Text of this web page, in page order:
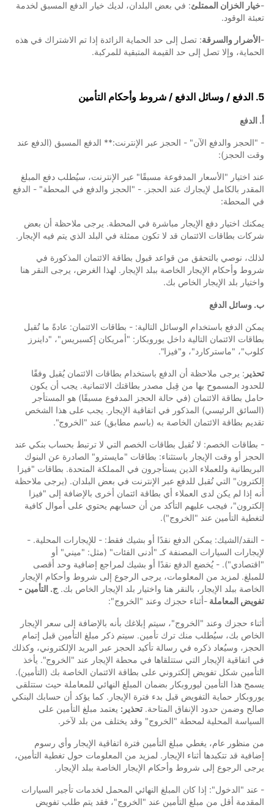
-خيار الخزان الممتلئ: في بعض البلدان، لديك خيار الدفع المسبق لخدمة
تعبئة الوقود.
-الأضرار والسرقة: تصل إلى حد الحماية الزائدة إذا تم الاشتراك في هذه
الحماية، وإلا تصل إلى حد القيمة المتبقية للمركبة.
5. الدفع / وسائل الدفع / شروط وأحكام التأمين
أ. الدفع
- "الحجز والدفع الآن" - الحجز عبر الإنترنت:** الدفع المسبق (الدفع عند
وقت الحجز):
عند اختيار "الأسعار المدفوعة مسبقًا" عبر الإنترنت، سيُطلب دفع المبلغ
المقدر بالكامل لإيجارك عند الحجز. - "الحجز والدفع في المحطة" - الدفع
في المحطة:
يمكنك اختيار دفع الإيجار مباشرة في المحطة. يرجى ملاحظة أن بعض
شركات بطاقات الائتمان قد لا تكون ممثلة في البلد الذي يتم فيه الإيجار.
لذلك، نوصي بالتحقق من قواعد قبول بطاقة الائتمان المذكورة في
شروط وأحكام الإيجار الخاصة ببلد الإيجار. لهذا الغرض، يرجى النقر هنا
واختيار بلد الإيجار الخاص بك.
ب. وسائل الدفع
يمكن الدفع باستخدام الوسائل التالية: - بطاقات الائتمان: عادةً ما تُقبل
بطاقات الائتمان التالية داخل يوروبكار: "أمريكان إكسبريس"، "داينرز
كلوب"، "ماستركارد"، و"فيزا".
تحذير : يرجى ملاحظة أن الدفع باستخدام بطاقات الائتمان يُقبل وفقًا
للحدود المسموح بها من قِبل مصدر بطاقتك الائتمانية. يجب أن يكون
حامل بطاقة الائتمان (في حالة الحجز المدفوع مسبقًا) هو المستأجر
(السائق الرئيسي) المذكور في اتفاقية الإيجار. يجب على هذا الشخص
تقديم بطاقة الائتمان الخاصة به (باسم مطابق) عند "الخروج".
- بطاقات الخصم: لا تُقبل بطاقات الخصم التي لا ترتبط بحساب بنكي عند
الحجز أو وقت الإيجار باستثناء: بطاقات "مايسترو" الصادرة عن البنوك
البريطانية وللعملاء الذين يستأجرون في المملكة المتحدة. بطاقات "فيزا
إلكترون" التي تُقبل للدفع عبر الإنترنت في بعض البلدان. (يرجى ملاحظة
أنه إذا لم يكن لدى العملاء أي بطاقة ائتمان أخرى بالإضافة إلى "فيزا
إلكترون"، فيجب عليهم التأكد من أن حسابهم يحتوي على أموال كافية
لتغطية التأمين عند "الخروج").
- النقد/الشيك: يمكن الدفع نقدًا أو بشيك فقط: - للإيجارات المحلية. -
لإيجارات السيارات المصنفة كـ "أدنى الفئات" (مثل: "ميني" أو
"اقتصادي"). - يُخضع الدفع نقدًا أو بشيك لمراجع إضافية وحد أقصى
للمبلغ. لمزيد من المعلومات، يرجى الرجوع إلى شروط وأحكام الإيجار
الخاصة ببلد الإيجار، بالنقر هنا واختيار بلد الإيجار الخاص بك. ج. التأمين -
تفويض المعاملة -أثناء حجزك وعند "الخروج":
أثناء حجزك وعند "الخروج"، سيتم إبلاغك بأنه بالإضافة إلى سعر الإيجار
الخاص بك، سيُطلب منك ترك تأمين. سيتم ذكر مبلغ التأمين قبل إتمام
الحجز، وسيُعاد ذكره في رسالة تأكيد الحجز عبر البريد الإلكتروني، وكذلك
في اتفاقية الإيجار التي ستتلقاها في محطة الإيجار عند "الخروج". يأخذ
التأمين شكل تفويض إلكتروني على بطاقة الائتمان الخاصة بك (التأمين).
يسمح هذا التأمين ليوروبكار بضمان المبلغ النهائي للمعاملة حيث ستتلقى
يوروبكار حماية التفويض قبل بدء فترة الإيجار. كما يؤكد أن حسابك البنكي
صالح وضمن حدود الإنفاق المتاحة. تحذير: يعتمد مبلغ التأمين على
السياسة المحلية لمحطة "الخروج" وقد يختلف من بلد لآخر.
من منظور عام، يغطي مبلغ التأمين فترة اتفاقية الإيجار وأي رسوم
إضافية قد تتكبدها أثناء الإيجار. لمزيد من المعلومات حول تغطية التأمين،
يرجى الرجوع إلى شروط وأحكام الإيجار الخاصة ببلد الإيجار.
- عند "الدخول": إذا كان المبلغ النهائي المحمل لخدمات تأجير السيارات
المقدمة أقل من مبلغ التأمين عند "الخروج"، فقد يتم طلب تفويض